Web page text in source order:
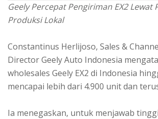
Geely Percepat Pengiriman EX2 Lewat
Produksi Lokal
Constantinus Herlijoso, Sales &
Director Geely Auto Indonesia
wholesales Geely EX2 di Indonesia
mencapai lebih dari 4.900 unit dan
Ia menegaskan, untuk menjawab